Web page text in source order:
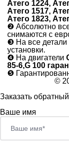
Атего 1224,
Атего 1517,
Атего 1823,
❷ Абсолютно
снимаются с
❸ На все детали
установки.
❹ На двигатели
85-6,G 100
❺
©
Заказать
Ваше имя